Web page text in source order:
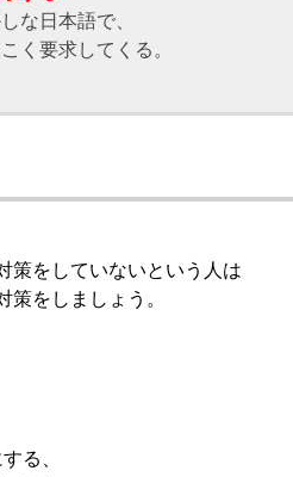
な日本語で、
く要求してくる。
策をしていないという人は
策をしましょう。
る、